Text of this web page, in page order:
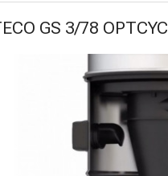
GS 3/78 OPTCYC